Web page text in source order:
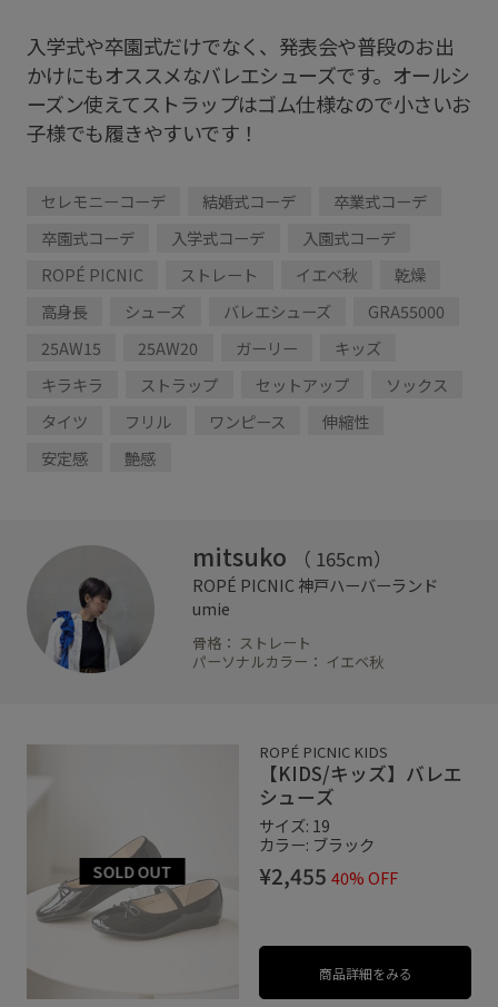
入学式や卒園式だけでなく、発表会や普段のお出
かけにもオススメなバレエシューズです。オールシ
ーズン使えてストラップはゴム仕様なので小さいお
子様でも履きやすいです！
セレモニーコーデ 結婚式コーデ
卒業式コーデ
卒園式コーデ
入学式コーデ
入園式コーデ
ROPÉ PICNIC
ストレート イエベ秋
乾燥
高身長
シューズ バレエシューズ
GRA55000
25AW15
25AW20 ガーリー
キッズ
キラキラ
ストラップ セットアップ
ソックス
タイツ
フリル ワンピース
伸縮性
安定感
艶感
mitsuko （ 165cm）
ROPÉ PICNIC神戸ハーバーランド
umie
骨格： ストレート
パーソナルカラー： イエベ秋
ROPÉ PICNIC KIDS
【KIDS/キッズ】バレエ
シューズ
サイズ: 19
カラー: ブラック
¥2,455 40% OFF
商品詳細をみる